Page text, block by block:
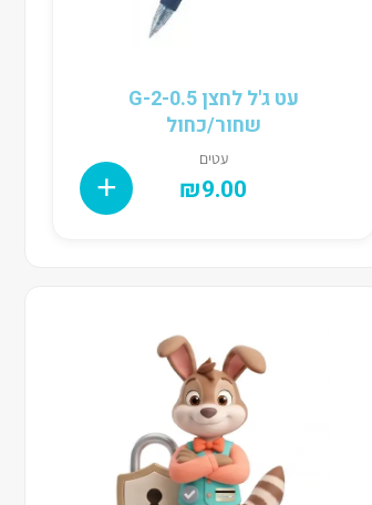
עט ג'ל לחצן G-2-0.5
שחור/כחול
עטים
₪9.00